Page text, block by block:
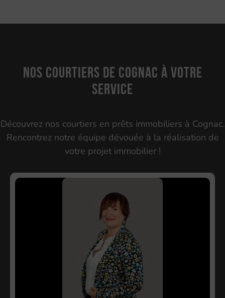
Nos courtiers de Cognac à votre
service
Découvrez nos courtiers en prêts immobiliers à Cognac.
Rencontrez notre équipe dévouée à la réalisation de
votre projet immobilier !